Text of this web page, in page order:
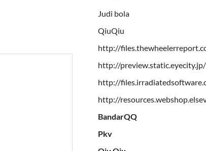
Judi bola
QiuQiu
http://
http://
http://
http://
BandarQQ
Pkv